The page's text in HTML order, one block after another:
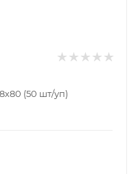
(50 шт/уп)